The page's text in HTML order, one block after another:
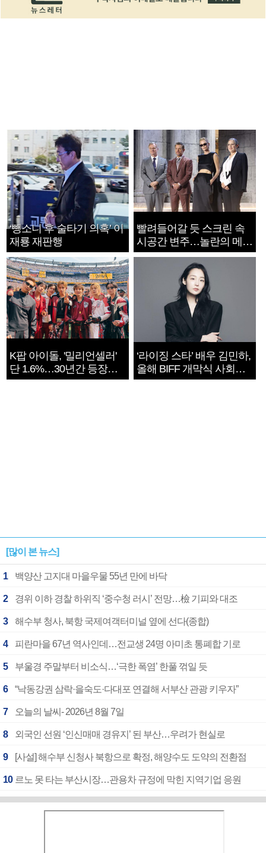
‘뺑소니 후 술타기 의혹’ 이
재룡 재판행
빨려들어갈 듯 스크린 속
시공간 변주…놀란의 메시
지는 ‘전쟁 속죄’
K팝 아이돌, '밀리언셀러'
단 1.6%…30년간 등장
1182개팀 전수조사
‘라이징 스타’ 배우 김민하,
올해 BIFF 개막식 사회자
확정
[많이 본 뉴스]
1 백양산 고지대 마을우물 55년 만에 바닥
2 경위 이하 경찰 하위직 ‘중수청 러시’ 전망…檢 기피와 대조
3 해수부 청사, 북항 국제여객터미널 옆에 선다(종합)
4 피란마을 67년 역사인데…전교생 24명 아미초 통폐합 기로
5 부울경 주말부터 비소식…‘극한 폭염’ 한풀 꺾일 듯
6 “낙동강권 삼락·을숙도·다대포 연결해 서부산 관광 키우자”
7 오늘의 날씨- 2026년 8월 7일
8 외국인 선원 ‘인신매매 경유지’ 된 부산…우려가 현실로
9 [사설] 해수부 신청사 북항으로 확정, 해양수도 도약의 전환점
10 르노 못 타는 부산시장…관용차 규정에 막힌 지역기업 응원